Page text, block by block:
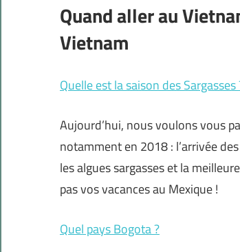
Quand aller au
Vietnam
Quelle est la saison des Sargasses
Aujourd’hui, nous voulons vous
notamment en 2018 : l’arrivée
les algues sargasses et la
pas vos vacances au Mexique !
Quel pays Bogota ?